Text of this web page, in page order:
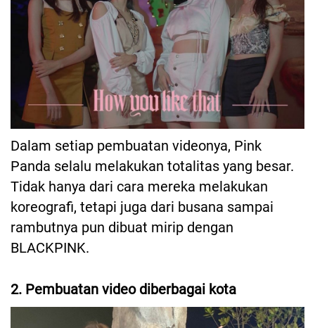
Dalam setiap pembuatan videonya, Pink
Panda selalu melakukan totalitas yang besar.
Tidak hanya dari cara mereka melakukan
koreografi, tetapi juga dari busana sampai
rambutnya pun dibuat mirip dengan
BLACKPINK.
2. Pembuatan video diberbagai kota